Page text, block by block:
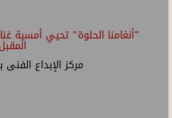
"أنغامنا الحلوة" تحيي أمسية
المقبل
مركز الإبداع